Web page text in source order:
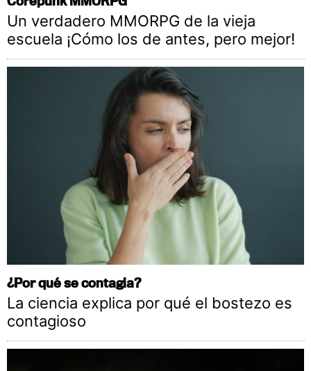
Un verdadero MMORPG de la vieja
escuela ¡Cómo los de antes, pero mejor!
¿Por qué se contagia?
La ciencia explica por qué el bostezo es
contagioso